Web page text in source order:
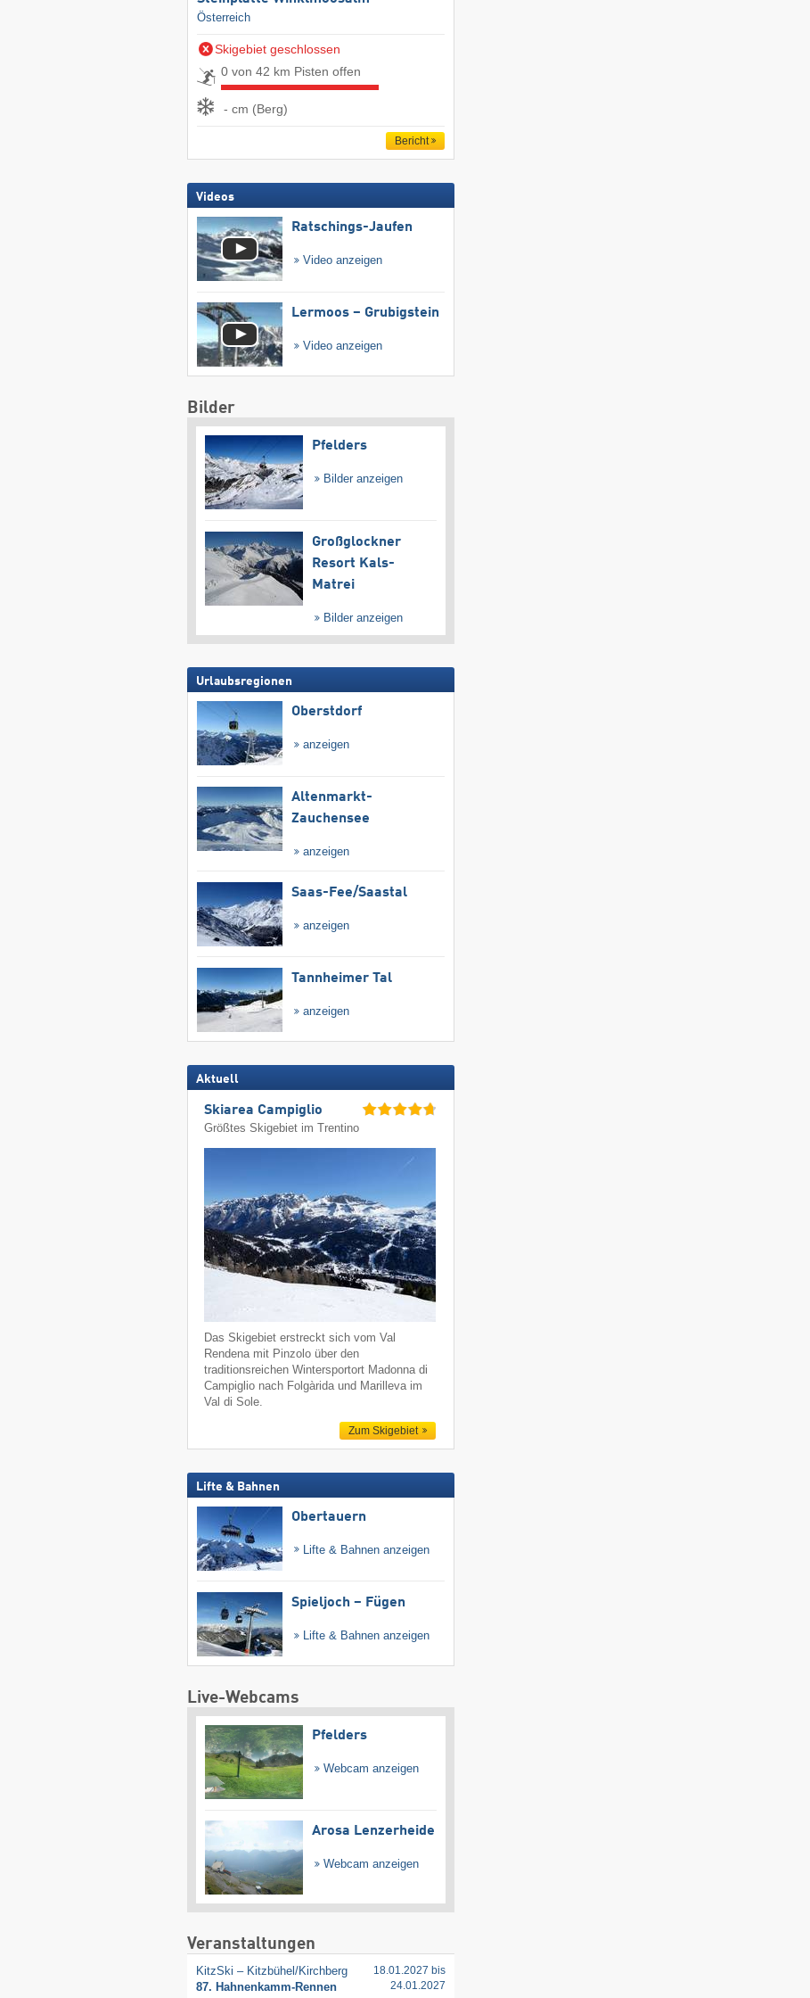
Österreich
Skigebiet geschlossen
0 von 42 km Pisten offen
- cm (Berg)
Bericht
Videos
Ratschings-Jaufen
Video anzeigen
Lermoos – Grubigstein
Video anzeigen
Bilder
Pfelders
Bilder anzeigen
Großglockner
Resort Kals-
Matrei
Bilder anzeigen
Urlaubsregionen
Oberstdorf
anzeigen
Altenmarkt-
Zauchensee
anzeigen
Saas-Fee/​Saastal
anzeigen
Tannheimer Tal
anzeigen
Aktuell
Skiarea Campiglio
Größtes Skigebiet im Trentino
Das Skigebiet erstreckt sich vom Val
Rendena mit Pinzolo über den
traditionsreichen Wintersportort Madonna di
Campiglio nach Folgàrida und Marilleva im
Val di Sole.
Zum Skigebiet
Lifte & Bahnen
Obertauern
Lifte & Bahnen anzeigen
Spieljoch – Fügen
Lifte & Bahnen anzeigen
Live-Webcams
Pfelders
Webcam anzeigen
Arosa Lenzerheide
Webcam anzeigen
Veranstaltungen
KitzSki – Kitzbühel/​Kirchberg
87. Hahnenkamm-Rennen
18.01.2027 bis
24.01.2027